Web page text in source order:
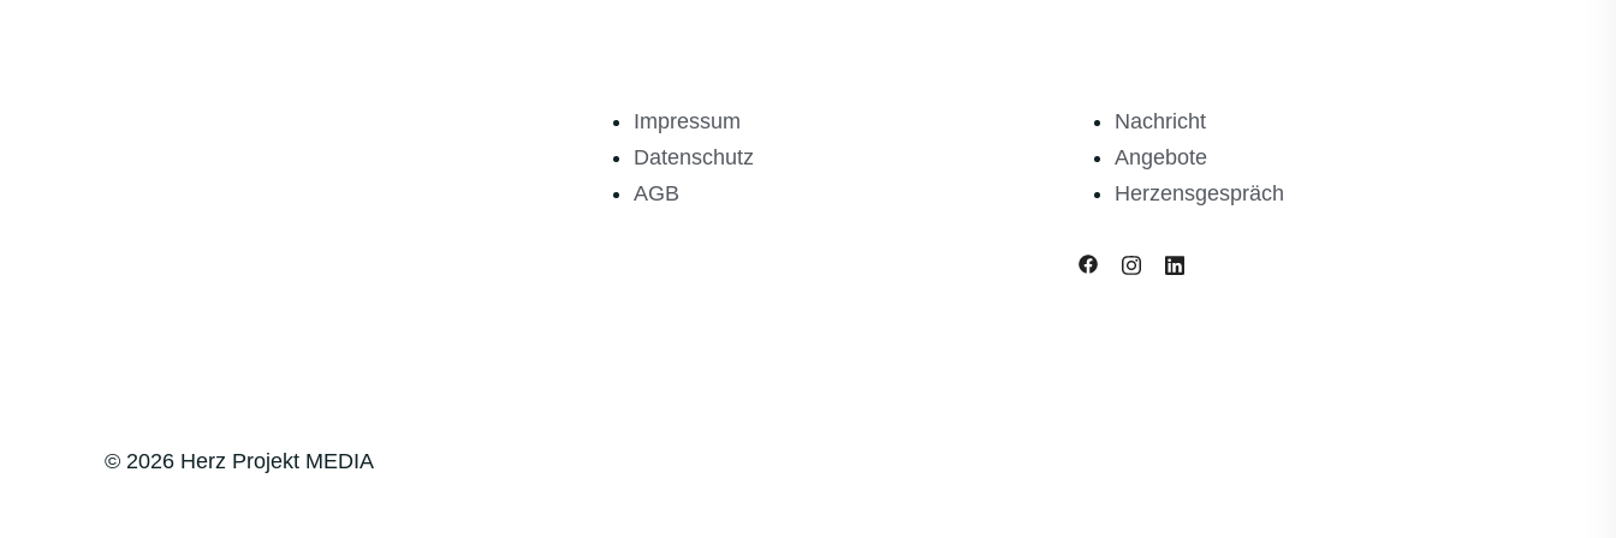
Impressum
Datenschutz
AGB
Nachricht
Angebote
Herzensgespräch
© 2026 Herz Projekt MEDIA